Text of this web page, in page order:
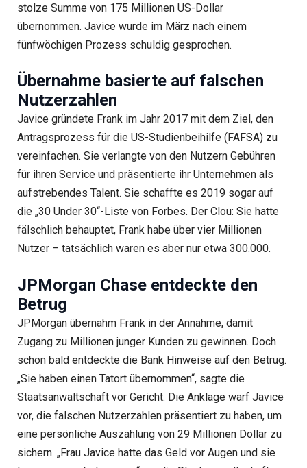
stolze Summe von 175 Millionen US-Dollar
übernommen. Javice wurde im März nach einem
fünfwöchigen Prozess schuldig gesprochen.
Übernahme basierte auf falschen
Nutzerzahlen
Javice gründete Frank im Jahr 2017 mit dem Ziel, den
Antragsprozess für die US-Studienbeihilfe (FAFSA) zu
vereinfachen. Sie verlangte von den Nutzern Gebühren
für ihren Service und präsentierte ihr Unternehmen als
aufstrebendes Talent. Sie schaffte es 2019 sogar auf
die „30 Under 30“-Liste von Forbes. Der Clou: Sie hatte
fälschlich behauptet, Frank habe über vier Millionen
Nutzer – tatsächlich waren es aber nur etwa 300.000.
JPMorgan Chase entdeckte den
Betrug
JPMorgan übernahm Frank in der Annahme, damit
Zugang zu Millionen junger Kunden zu gewinnen. Doch
schon bald entdeckte die Bank Hinweise auf den Betrug.
„Sie haben einen Tatort übernommen“, sagte die
Staatsanwaltschaft vor Gericht. Die Anklage warf Javice
vor, die falschen Nutzerzahlen präsentiert zu haben, um
eine persönliche Auszahlung von 29 Millionen Dollar zu
sichern. „Frau Javice hatte das Geld vor Augen und sie